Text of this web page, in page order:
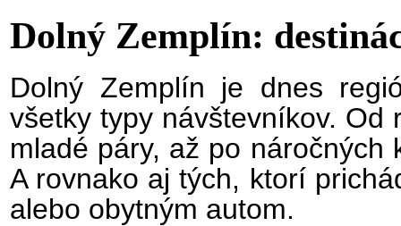
Dolný Zemplín:
Dolný Zemplín je dnes
všetky typy návštevníkov.
mladé páry, až po náročných
A rovnako aj tých, ktorí
alebo obytným autom.